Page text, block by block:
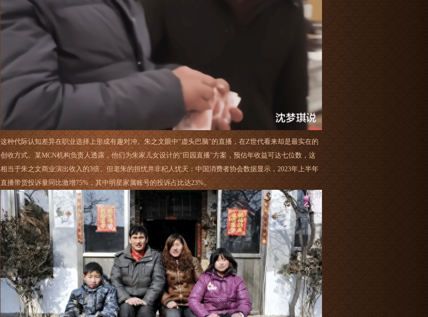
这种代际认知差异在职业选择上形成有趣对冲。朱之文眼中"虚头巴脑"的直播，在Z世代看来却是最实在的
创收方式。某MCN机构负责人透露，他们为朱家儿女设计的"田园直播"方案，预估年收益可达七位数，这
相当于朱之文商业演出收入的3倍。但老朱的担忧并非杞人忧天：中国消费者协会数据显示，2023年上半年
直播带货投诉量同比激增75%，其中明星家属账号的投诉占比达23%。